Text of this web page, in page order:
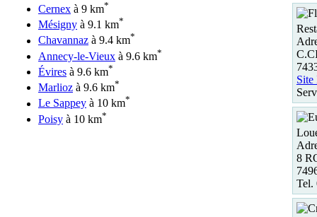
Cernex à 9 km*
Mésigny à 9.1 km*
Chavannaz à 9.4 km*
Annecy-le-Vieux à 9.6 km*
Évires à 9.6 km*
Marlioz à 9.6 km*
Le Sappey à 10 km*
Poisy à 10 km*
Site
8
Tel.